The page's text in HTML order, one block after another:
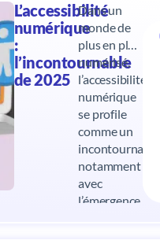
L’accessibilité
numérique
:
l’incontournable
de 2025
Dans un
monde de
plus en plus
numérisé,
l’accessibilité
numérique
se profile
comme un
incontournable,
notamment
avec
l’émergence